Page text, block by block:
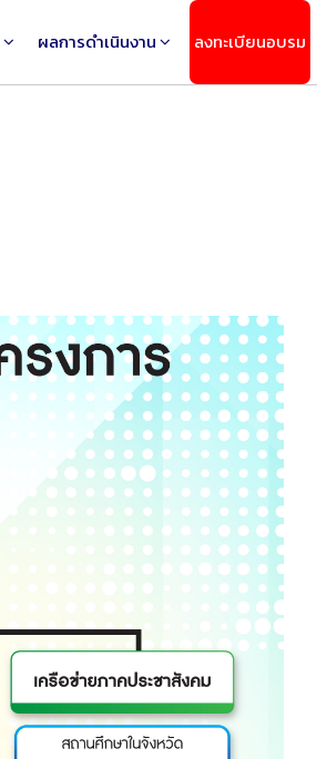
ผลการดำเนินงาน ลงทะเบียนอบรม